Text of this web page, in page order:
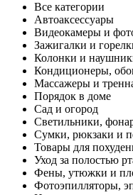
Все категории
Автоаксессуары
Видеокамеры и
Зажигалки и
Колонки и
Кондиционеры,
Массажеры и
Порядок в доме
Сад и огород
Светильники,
Сумки, рюкзаки и
Товары для
Уход за полостью
Фены, утюжки и
Фотоэпилляторы,